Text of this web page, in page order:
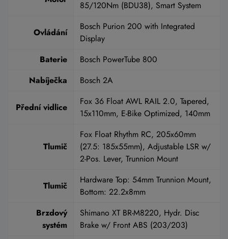
85/120Nm (BDU38), Smart System
Ovládání
Bosch Purion 200 with Integrated
Display
Baterie
Bosch PowerTube 800
Nabíječka
Bosch 2A
Přední vidlice
Fox 36 Float AWL RAIL 2.0, Tapered,
15x110mm, E-Bike Optimized, 140mm
Tlumič
Fox Float Rhythm RC, 205x60mm
(27.5: 185x55mm), Adjustable LSR w/
2-Pos. Lever, Trunnion Mount
Tlumič
Hardware Top: 54mm Trunnion Mount,
Bottom: 22.2x8mm
Brzdový
systém
Shimano XT BR-M8220, Hydr. Disc
Brake w/ Front ABS (203/203)